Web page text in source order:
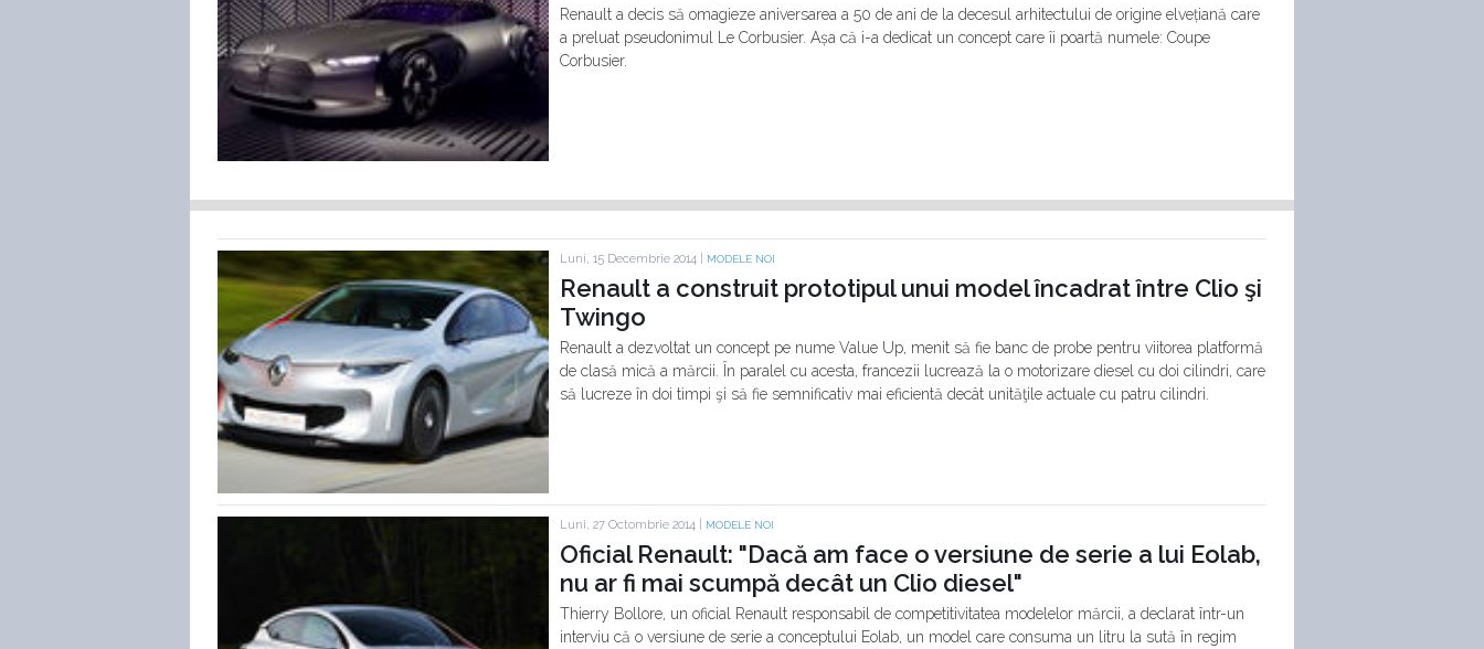
Renault a decis să omagieze aniversarea a 50 de ani de la decesul arhitectului de origine elvețiană care
a preluat pseudonimul Le Corbusier. Așa că i-a dedicat un concept care îi poartă numele: Coupe
Corbusier.
Luni, 15 Decembrie 2014 | MODELE NOI
Renault a construit prototipul unui model încadrat între Clio şi
Twingo
Renault a dezvoltat un concept pe nume Value Up, menit să fie banc de probe pentru viitorea platformă
de clasă mică a mărcii. În paralel cu acesta, francezii lucrează la o motorizare diesel cu doi cilindri, care
să lucreze în doi timpi şi să fie semnificativ mai eficientă decât unităţile actuale cu patru cilindri.
Luni, 27 Octombrie 2014 | MODELE NOI
Oficial Renault: "Dacă am face o versiune de serie a lui Eolab,
nu ar fi mai scumpă decât un Clio diesel"
Thierry Bollore, un oficial Renault responsabil de competitivitatea modelelor mărcii, a declarat într-un
interviu că o versiune de serie a conceptului Eolab, un model care consuma un litru la sută în regim